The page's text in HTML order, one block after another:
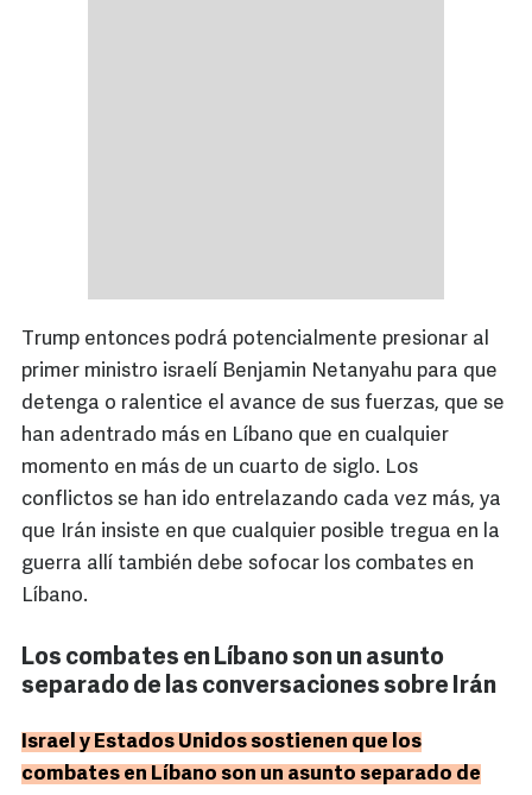
Trump entonces podrá potencialmente presionar al
primer ministro israelí Benjamin Netanyahu para que
detenga o ralentice el avance de sus fuerzas, que se
han adentrado más en Líbano que en cualquier
momento en más de un cuarto de siglo. Los
conflictos se han ido entrelazando cada vez más, ya
que Irán insiste en que cualquier posible tregua en la
guerra allí también debe sofocar los combates en
Líbano.
Los combates en Líbano son un asunto
separado de las conversaciones sobre Irán
Israel y Estados Unidos sostienen que los
combates en Líbano son un asunto separado de